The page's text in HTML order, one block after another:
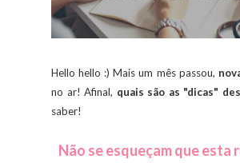
Hello hello :) Mais um mês passou,
no ar! Afinal, quais são as "dicas"
saber!
Não se esqueçam que esta